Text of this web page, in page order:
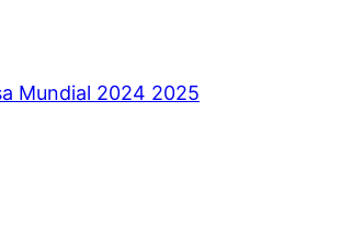
Mundial 2024 2025